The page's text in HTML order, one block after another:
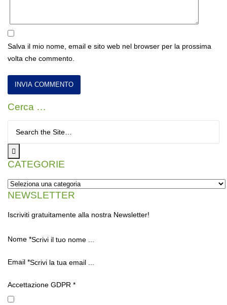
Salva il mio nome, email e sito web nel browser per la prossima
volta che commento.
Cerca …
CATEGORIE
NEWSLETTER
Iscriviti gratuitamente alla nostra Newsletter!
Nome *
Email *
Accettazione GDPR *